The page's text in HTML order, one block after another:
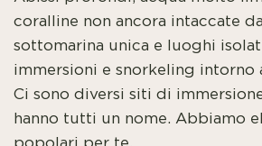
coralline non ancora intaccate
sottomarina unica e luoghi
immersioni e snorkeling intorno
Ci sono diversi siti di
hanno tutti un nome. Abbiamo
popolari per te.